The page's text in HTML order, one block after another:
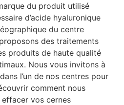
du produit utilisé
d’acide hyaluronique
du centre
des traitements
produits de haute qualité
Nous vous invitons à
l’un de nos centres pour
comment nous
vos cernes